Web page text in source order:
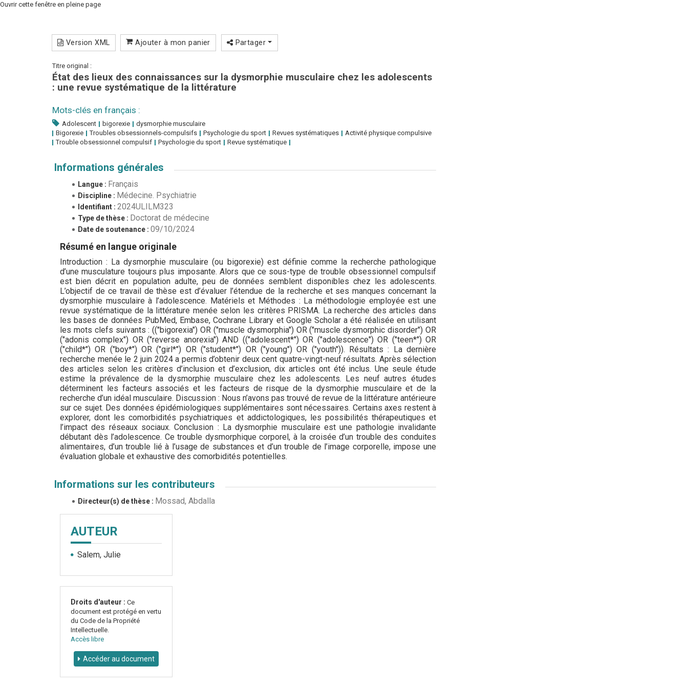
Ouvrir cette fenêtre en pleine page
Version XML Ajouter à mon panier Partager
Titre original :
État des lieux des connaissances sur la dysmorphie musculaire chez les adolescents
: une revue systématique de la littérature
Mots-clés en français :
Adolescent bigorexie
dysmorphie musculaire
Bigorexie
Troubles obsessionnels-compulsifs Psychologie du sport Revues systématiques
Activité physique compulsive
Trouble obsessionnel compulsif
Psychologie du sport Revue systématique
Informations générales
Langue : Français
Discipline : Médecine. Psychiatrie
Identifiant : 2024ULILM323
Type de thèse : Doctorat de médecine
Date de soutenance : 09/10/2024
Résumé en langue originale
Introduction : La dysmorphie musculaire (ou bigorexie) est définie comme la recherche pathologique
d’une musculature toujours plus imposante. Alors que ce sous-type de trouble obsessionnel compulsif
est bien décrit en population adulte, peu de données semblent disponibles chez les adolescents.
L’objectif de ce travail de thèse est d’évaluer l’étendue de la recherche et ses manques concernant la
dysmorphie musculaire à l’adolescence. Matériels et Méthodes : La méthodologie employée est une
revue systématique de la littérature menée selon les critères PRISMA. La recherche des articles dans
les bases de données PubMed, Embase, Cochrane Library et Google Scholar a été réalisée en utilisant
les mots clefs suivants : (("bigorexia") OR ("muscle dysmorphia") OR ("muscle dysmorphic disorder") OR
("adonis complex") OR ("reverse anorexia") AND (("adolescent*") OR ("adolescence") OR ("teen*") OR
("child*") OR ("boy*") OR ("girl*") OR ("student*") OR ("young") OR ("youth")). Résultats : La dernière
recherche menée le 2 juin 2024 a permis d’obtenir deux cent quatre-vingt-neuf résultats. Après sélection
des articles selon les critères d’inclusion et d’exclusion, dix articles ont été inclus. Une seule étude
estime la prévalence de la dysmorphie musculaire chez les adolescents. Les neuf autres études
déterminent les facteurs associés et les facteurs de risque de la dysmorphie musculaire et de la
recherche d’un idéal musculaire. Discussion : Nous n’avons pas trouvé de revue de la littérature antérieure
sur ce sujet. Des données épidémiologiques supplémentaires sont nécessaires. Certains axes restent à
explorer, dont les comorbidités psychiatriques et addictologiques, les possibilités thérapeutiques et
l’impact des réseaux sociaux. Conclusion : La dysmorphie musculaire est une pathologie invalidante
débutant dès l’adolescence. Ce trouble dysmorphique corporel, à la croisée d’un trouble des conduites
alimentaires, d’un trouble lié à l’usage de substances et d’un trouble de l’image corporelle, impose une
évaluation globale et exhaustive des comorbidités potentielles.
Informations sur les contributeurs
Directeur(s) de thèse : Mossad, Abdalla
AUTEUR
Salem, Julie
Droits d'auteur : Ce
document est protégé en vertu
du Code de la Propriété
Intellectuelle.
Accès libre
Accéder au document